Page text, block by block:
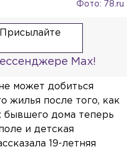
Фото: 78.ru
Max!
может добиться
жилья после того, как
бывшего дома теперь
и детская
19-летняя